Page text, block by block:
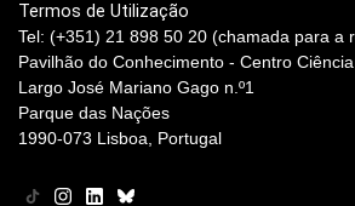
Termos de Utilização
Tel: (+351) 21 898 50 20 (chamada para a
Pavilhão do Conhecimento - Centro
Largo José Mariano Gago n.º1
Parque das Nações
1990-073 Lisboa, Portugal